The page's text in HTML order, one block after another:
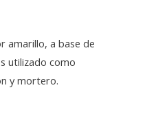
amarillo, a base de
utilizado como
y mortero.